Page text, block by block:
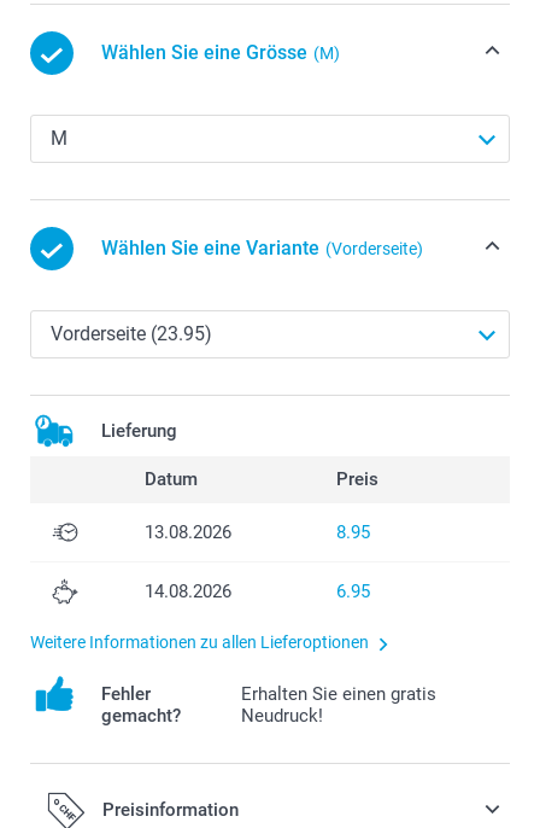
Wählen Sie eine Grösse (M)
Wählen Sie eine Variante (Vorderseite)
Lieferung
Datum Preis
13.08.2026 8.95
14.08.2026 6.95
Weitere Informationen zu allen Lieferoptionen
Fehler
gemacht?
Erhalten Sie einen gratis
Neudruck!
Preisinformation